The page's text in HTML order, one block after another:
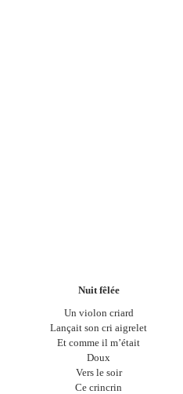
Nuit fêlée
Un violon criard
Lançait son cri aigrelet
Et comme il m’était
Doux
Vers le soir
Ce crincrin